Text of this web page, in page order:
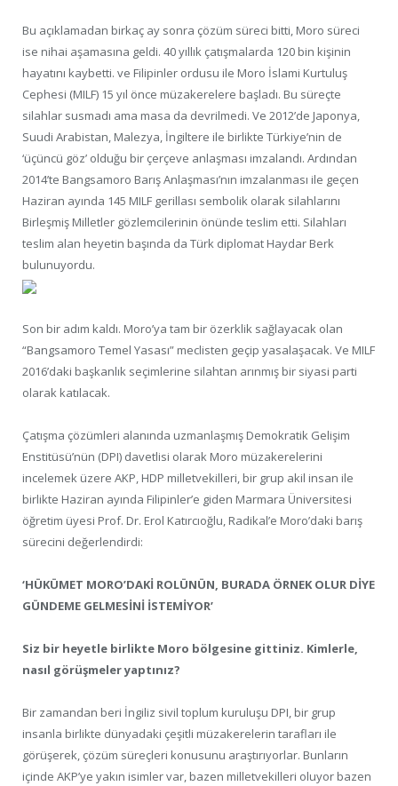
Bu açıklamadan birkaç ay sonra çözüm süreci bitti, Moro süreci
ise nihai aşamasına geldi. 40 yıllık çatışmalarda 120 bin kişinin
hayatını kaybetti. ve Filipinler ordusu ile Moro İslami Kurtuluş
Cephesi (MILF) 15 yıl önce müzakerelere başladı. Bu süreçte
silahlar susmadı ama masa da devrilmedi. Ve 2012’de Japonya,
Suudi Arabistan, Malezya, İngiltere ile birlikte Türkiye’nin de
‘üçüncü göz’ olduğu bir çerçeve anlaşması imzalandı. Ardından
2014’te Bangsamoro Barış Anlaşması’nın imzalanması ile geçen
Haziran ayında 145 MILF gerillası sembolik olarak silahlarını
Birleşmiş Milletler gözlemcilerinin önünde teslim etti. Silahları
teslim alan heyetin başında da Türk diplomat Haydar Berk
bulunuyordu.
Son bir adım kaldı. Moro’ya tam bir özerklik sağlayacak olan
“Bangsamoro Temel Yasası” meclisten geçip yasalaşacak. Ve MILF
2016’daki başkanlık seçimlerine silahtan arınmış bir siyasi parti
olarak katılacak.
Çatışma çözümleri alanında uzmanlaşmış Demokratik Gelişim
Enstitüsü’nün (DPI) davetlisi olarak Moro müzakerelerini
incelemek üzere AKP, HDP milletvekilleri, bir grup akil insan ile
birlikte Haziran ayında Filipinler’e giden Marmara Üniversitesi
öğretim üyesi Prof. Dr. Erol Katırcıoğlu, Radikal’e Moro’daki barış
sürecini değerlendirdi:
‘HÜKÜMET MORO’DAKİ ROLÜNÜN, BURADA ÖRNEK OLUR DİYE
GÜNDEME GELMESİNİ İSTEMİYOR’
Siz bir heyetle birlikte Moro bölgesine gittiniz. Kimlerle,
nasıl görüşmeler yaptınız?
Bir zamandan beri İngiliz sivil toplum kuruluşu DPI, bir grup
insanla birlikte dünyadaki çeşitli müzakerelerin tarafları ile
görüşerek, çözüm süreçleri konusunu araştırıyorlar. Bunların
içinde AKP’ye yakın isimler var, bazen milletvekilleri oluyor bazen